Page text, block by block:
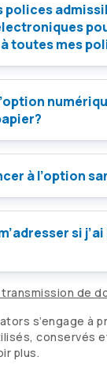
polices
toutes mes
à l’option
si
de
s’engage à
conservés
plus.